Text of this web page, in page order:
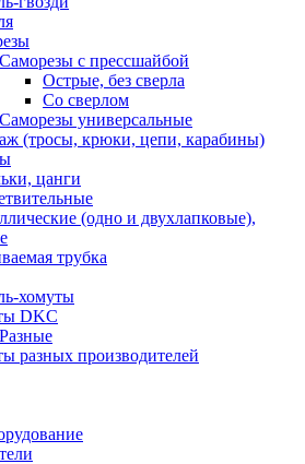
Саморезы с прессшайбой
Острые, без сверла
Со сверлом
Саморезы универсальные
(тросы, крюки, цепи, карабины)
цанги
(одно и двухлапковые),
трубка
хомуты
DKC
Разные
разных производителей